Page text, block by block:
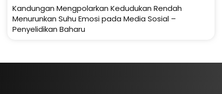
Kandungan Mengpolarkan Kedudukan Rendah
Menurunkan Suhu Emosi pada Media Sosial –
Penyelidikan Baharu